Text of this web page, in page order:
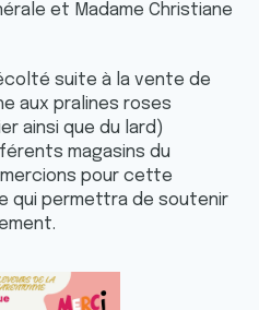
et Madame Christiane
suite à la vente de
aux pralines roses
ainsi que du lard)
magasins du
pour cette
qui permettra de soutenir